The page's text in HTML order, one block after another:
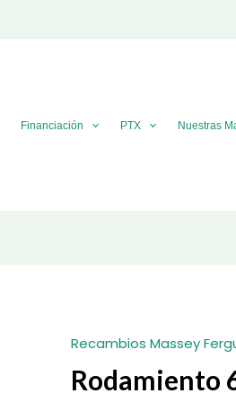
Financiación PTX Nuestras
Recambios Massey
Rodamiento